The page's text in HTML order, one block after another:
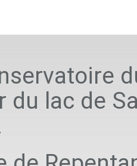
du lac de